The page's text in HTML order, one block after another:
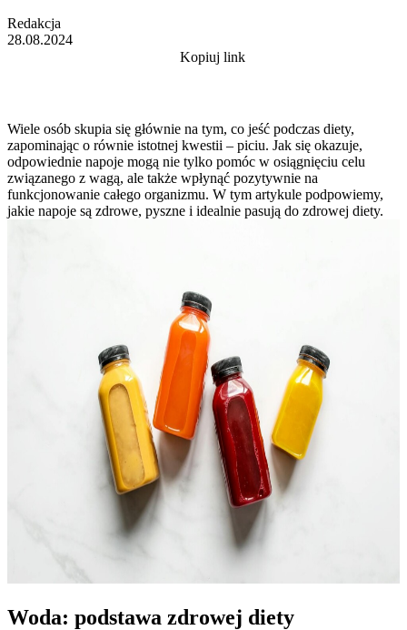
Redakcja
28.08.2024
Kopiuj link
Wiele osób skupia się głównie na tym, co jeść podczas diety,
zapominając o równie istotnej kwestii – piciu. Jak się okazuje,
odpowiednie napoje mogą nie tylko pomóc w osiągnięciu celu
związanego z wagą, ale także wpłynąć pozytywnie na
funkcjonowanie całego organizmu. W tym artykule podpowiemy,
jakie napoje są zdrowe, pyszne i idealnie pasują do zdrowej diety.
Woda: podstawa zdrowej diety